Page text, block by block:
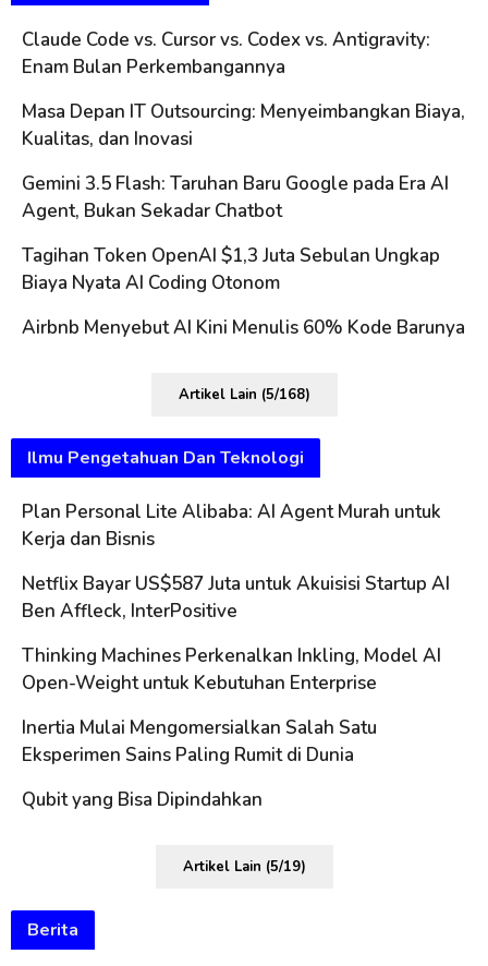
Claude Code vs. Cursor vs. Codex vs. Antigravity:
Enam Bulan Perkembangannya
Masa Depan IT Outsourcing: Menyeimbangkan Biaya,
Kualitas, dan Inovasi
Gemini 3.5 Flash: Taruhan Baru Google pada Era AI
Agent, Bukan Sekadar Chatbot
Tagihan Token OpenAI $1,3 Juta Sebulan Ungkap
Biaya Nyata AI Coding Otonom
Airbnb Menyebut AI Kini Menulis 60% Kode Barunya
Artikel Lain (5/168)
Ilmu Pengetahuan Dan Teknologi
Plan Personal Lite Alibaba: AI Agent Murah untuk
Kerja dan Bisnis
Netflix Bayar US$587 Juta untuk Akuisisi Startup AI
Ben Affleck, InterPositive
Thinking Machines Perkenalkan Inkling, Model AI
Open-Weight untuk Kebutuhan Enterprise
Inertia Mulai Mengomersialkan Salah Satu
Eksperimen Sains Paling Rumit di Dunia
Qubit yang Bisa Dipindahkan
Artikel Lain (5/19)
Berita